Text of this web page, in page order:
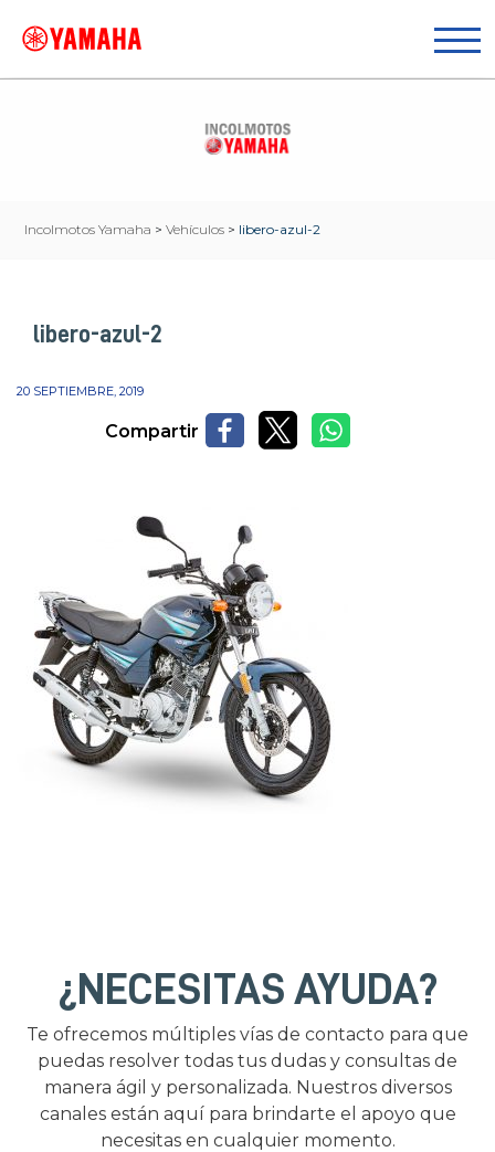
Incolmotos Yamaha > Vehículos > libero-azul-2
libero-azul-2
20 SEPTIEMBRE, 2019
Compartir
¿NECESITAS AYUDA?
Te ofrecemos múltiples vías de contacto para que
puedas resolver todas tus dudas y consultas de
manera ágil y personalizada. Nuestros diversos
canales están aquí para brindarte el apoyo que
necesitas en cualquier momento.